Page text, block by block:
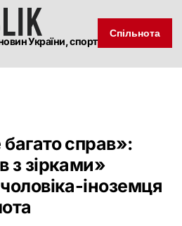
України, спорт
Спільнота
справ»:
з зірками»
іноземця